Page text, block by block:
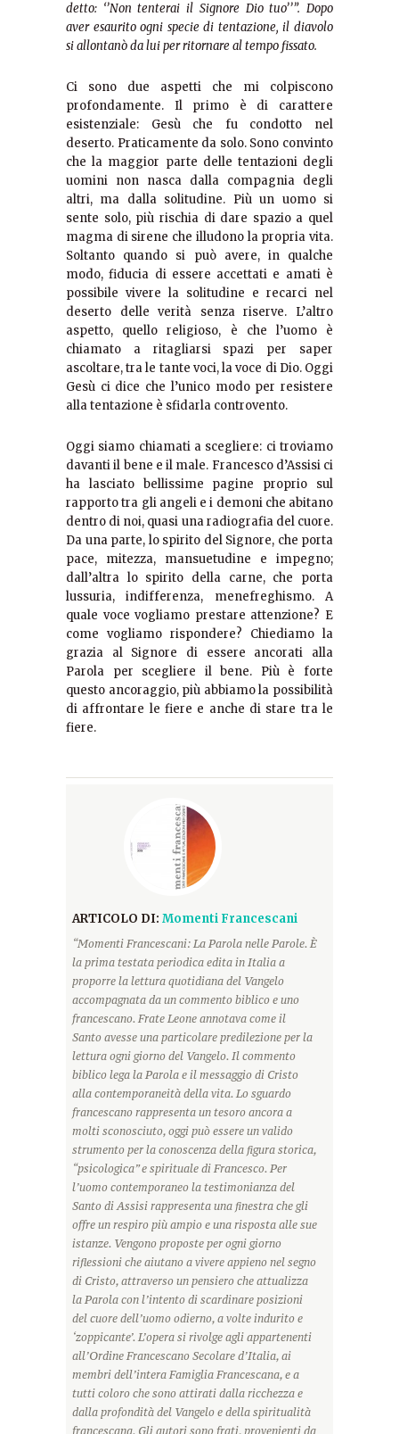
detto: ‘’Non tenterai il Signore Dio tuo’’”. Dopo
aver esaurito ogni specie di tentazione, il diavolo
si allontanò da lui per ritornare al tempo fissato.
Ci sono due aspetti che mi colpiscono
profondamente. Il primo è di carattere
esistenziale: Gesù che fu condotto nel
deserto. Praticamente da solo. Sono convinto
che la maggior parte delle tentazioni degli
uomini non nasca dalla compagnia degli
altri, ma dalla solitudine. Più un uomo si
sente solo, più rischia di dare spazio a quel
magma di sirene che illudono la propria vita.
Soltanto quando si può avere, in qualche
modo, fiducia di essere accettati e amati è
possibile vivere la solitudine e recarci nel
deserto delle verità senza riserve. L’altro
aspetto, quello religioso, è che l’uomo è
chiamato a ritagliarsi spazi per saper
ascoltare, tra le tante voci, la voce di Dio. Oggi
Gesù ci dice che l’unico modo per resistere
alla tentazione è sfidarla controvento.
Oggi siamo chiamati a scegliere: ci troviamo
davanti il bene e il male. Francesco d’Assisi ci
ha lasciato bellissime pagine proprio sul
rapporto tra gli angeli e i demoni che abitano
dentro di noi, quasi una radiografia del cuore.
Da una parte, lo spirito del Signore, che porta
pace, mitezza, mansuetudine e impegno;
dall’altra lo spirito della carne, che porta
lussuria, indifferenza, menefreghismo. A
quale voce vogliamo prestare attenzione? E
come vogliamo rispondere? Chiediamo la
grazia al Signore di essere ancorati alla
Parola per scegliere il bene. Più è forte
questo ancoraggio, più abbiamo la possibilità
di affrontare le fiere e anche di stare tra le
fiere.
ARTICOLO DI: Momenti Francescani
“Momenti Francescani: La Parola nelle Parole. È
la prima testata periodica edita in Italia a
proporre la lettura quotidiana del Vangelo
accompagnata da un commento biblico e uno
francescano. Frate Leone annotava come il
Santo avesse una particolare predilezione per la
lettura ogni giorno del Vangelo. Il commento
biblico lega la Parola e il messaggio di Cristo
alla contemporaneità della vita. Lo sguardo
francescano rappresenta un tesoro ancora a
molti sconosciuto, oggi può essere un valido
strumento per la conoscenza della figura storica,
“psicologica” e spirituale di Francesco. Per
l’uomo contemporaneo la testimonianza del
Santo di Assisi rappresenta una finestra che gli
offre un respiro più ampio e una risposta alle sue
istanze. Vengono proposte per ogni giorno
riflessioni che aiutano a vivere appieno nel segno
di Cristo, attraverso un pensiero che attualizza
la Parola con l’intento di scardinare posizioni
del cuore dell’uomo odierno, a volte indurito e
‘zoppicante’. L’opera si rivolge agli appartenenti
all’Ordine Francescano Secolare d’Italia, ai
membri dell’intera Famiglia Francescana, e a
tutti coloro che sono attirati dalla ricchezza e
dalla profondità del Vangelo e della spiritualità
francescana. Gli autori sono frati, provenienti da